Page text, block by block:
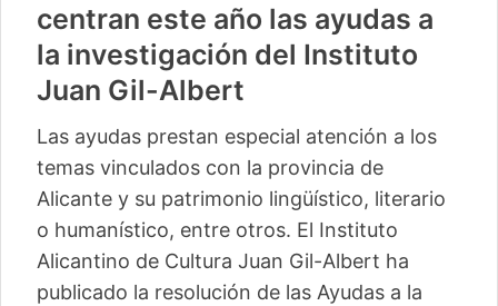
centran este año las ayudas a
la investigación del Instituto
Juan Gil-Albert
Las ayudas prestan especial atención a los
temas vinculados con la provincia de
Alicante y su patrimonio lingüístico, literario
o humanístico, entre otros. El Instituto
Alicantino de Cultura Juan Gil-Albert ha
publicado la resolución de las Ayudas a la